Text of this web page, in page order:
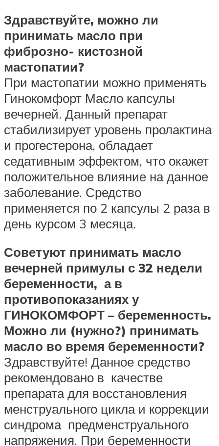
Здравствуйте, можно ли
принимать масло при
фиброзно- кистозной
мастопатии?
При мастопатии можно применять
Гинокомфорт Масло капсулы
вечерней. Данный препарат
стабилизирует уровень пролактина
и прогестерона, обладает
седативным эффектом, что окажет
положительное влияние на данное
заболевание. Средство
применяется по 2 капсулы 2 раза в
день курсом 3 месяца.
Советуют принимать масло
вечерней примулы с 32 недели
беременности, а в
противопоказаниях у
ГИНОКОМФОРТ – беременность.
Можно ли (нужно?) принимать
масло во время беременности?
Здравствуйте! Данное средство
рекомендовано в качестве
препарата для восстановления
менструального цикла и коррекции
синдрома предменструального
напряжения. При беременности